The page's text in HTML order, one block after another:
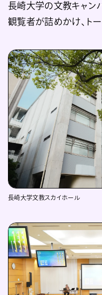
長崎大学の文教キャン
観覧者が詰めかけ、ト
長崎大学文教スカイホール